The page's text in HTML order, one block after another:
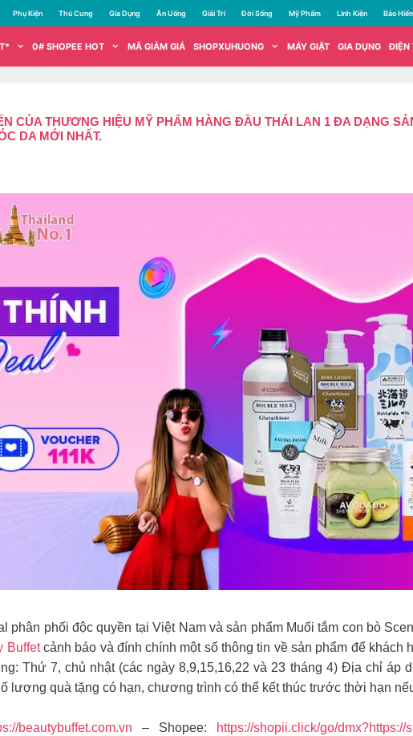
Phụ Kiện Thú Cưng Gia Dụng Ăn Uống Giải Trí Đời Sống Mỹ Phẩm Linh Kiện Bảo
0# SHOPEE HOT MÃ GIẢM GIÁ SHOPXUHUONG MÁY GIẶT GIA DỤNG ĐIỆN
CỦA THƯƠNG HIỆU MỸ PHẨM HÀNG ĐẦU THÁI LAN 1 ĐA DẠNG
DA MỚI NHẤT.
phân phối độc quyền tại Việt Nam và sản phẩm Muối tắm con bò
Buffetcảnh báo và đính chính một số thông tin về sản phẩm để khách
Thứ 7, chủ nhật (các ngày 8,9,15,16,22 và 23 tháng 4) Địa chỉ áp
lượng quà tặng có hạn, chương trình có thể kết thúc trước thời hạn
beautybuffet.com.vn – Shopee:
https://shopii.click/go/